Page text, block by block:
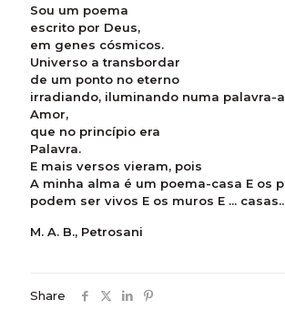
Sou um poema
escrito por Deus,
em genes cósmicos.
Universo a transbordar
de um ponto no eterno
irradiando, iluminando numa palavra-
Amor,
que no princípio era
Palavra.
E mais versos vieram, pois
A minha alma é um poema-casa E os
podem ser vivos E os muros E ...
M. A. B., Petrosani
Share